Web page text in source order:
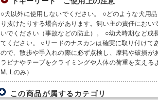
○犬以外に使用しないでください。 ○どのような犬用
り抜けたりする場合があります。飼い主の責任にお
いでください（事故などの防止）。 ○幼犬時期など
てください。 ○リードのナスカンは確実に取り付け
ので、散歩や手入れの際に必ず点検し、摩耗や破損
ラビナやテープをクライミングや人体の荷重を支え
M, Lのみ）
この商品が属するカテゴリ